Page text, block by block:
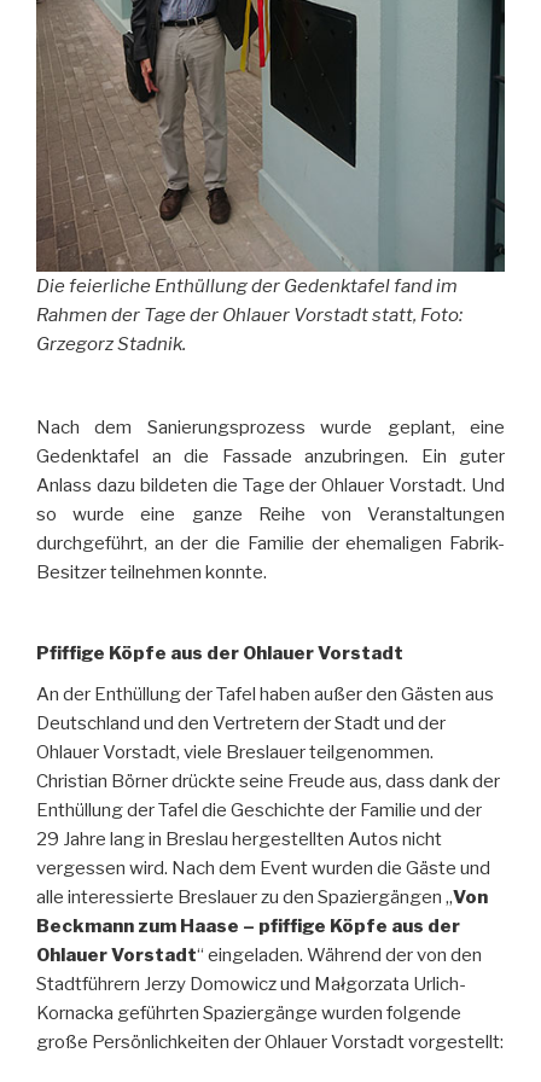
Die feierliche Enthüllung der Gedenktafel fand im
Rahmen der Tage der Ohlauer Vorstadt statt, Foto:
Grzegorz Stadnik.
Nach dem Sanierungsprozess wurde geplant, eine
Gedenktafel an die Fassade anzubringen. Ein guter
Anlass dazu bildeten die Tage der Ohlauer Vorstadt. Und
so wurde eine ganze Reihe von Veranstaltungen
durchgeführt, an der die Familie der ehemaligen Fabrik-
Besitzer teilnehmen konnte.
Pfiffige Köpfe aus der Ohlauer Vorstadt
An der Enthüllung der Tafel haben außer den Gästen aus
Deutschland und den Vertretern der Stadt und der
Ohlauer Vorstadt, viele Breslauer teilgenommen.
Christian Börner drückte seine Freude aus, dass dank der
Enthüllung der Tafel die Geschichte der Familie und der
29 Jahre lang in Breslau hergestellten Autos nicht
vergessen wird. Nach dem Event wurden die Gäste und
alle interessierte Breslauer zu den Spaziergängen „Von
Beckmann zum Haase – pfiffige Köpfe aus der
Ohlauer Vorstadt“ eingeladen. Während der von den
Stadtführern Jerzy Domowicz und Małgorzata Urlich-
Kornacka geführten Spaziergänge wurden folgende
große Persönlichkeiten der Ohlauer Vorstadt vorgestellt: